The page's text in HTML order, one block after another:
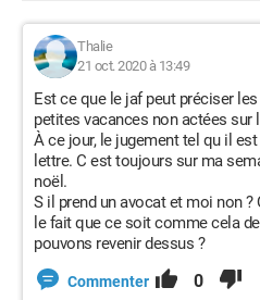
Thalie
21 oct. 2020 à 13:49
Est ce que le jaf peut préciser
petites vacances non actées sur
À ce jour, le jugement tel qu il
lettre. C est toujours sur ma
noël.
S il prend un avocat et moi non
le fait que ce soit comme cela
pouvons revenir dessus ?
Commenter 0